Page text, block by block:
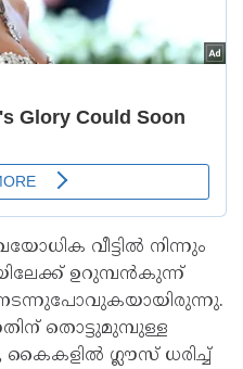
വീട്ടില്‍ നിന്നും
ഉറുമ്പന്‍കുന്ന്
തൊട്ടുമുമ്പുള്ള
ഗ്ലൗസ് ധരിച്ച്